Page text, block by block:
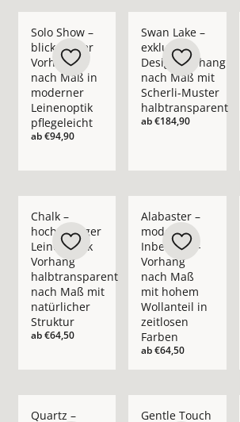
Solo Show –
blickdichter
Vorhang
nach Maß in
moderner
Leinenoptik
pflegeleicht
ab€94,90
Swan Lake –
exklusiver
Design-Vorhang
nach Maß mit
Scherli-Muster
halbtransparent
ab€184,90
Chalk –
hochwertiger
Leinenoptik
Vorhang
halbtransparent
nach Maß mit
natürlicher
Struktur
ab€64,50
Alabaster –
moderner
Inbetween-
Vorhang
nach Maß
mit hohem
Wollanteil in
zeitlosen
Farben
ab€64,50
Quartz – Gentle Touch